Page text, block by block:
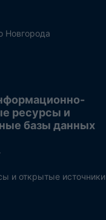
Новгорода
ресурсы и
базы данных
и открытые источники